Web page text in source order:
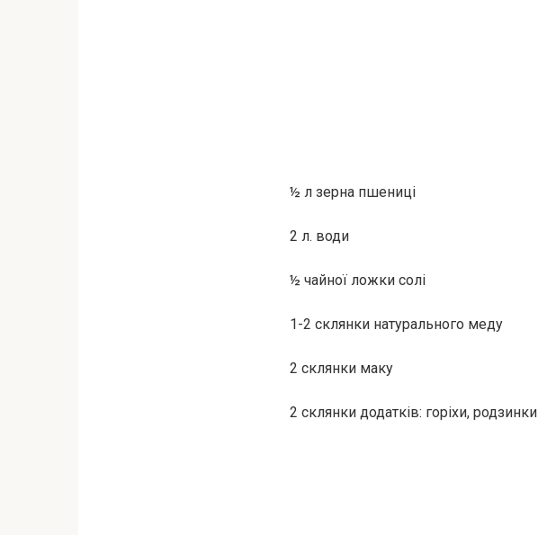
½ л зерна пшениці
2 л. води
½ чайної ложки солі
1-2 склянки натурального меду
2 склянки маку
2 склянки додатків: горіхи, родзинки